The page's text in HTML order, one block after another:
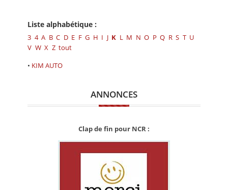
Liste alphabétique :
3 4 A B C D E F G H I J K L M N O P Q R S T U
V W X Z tout
• KIM AUTO
ANNONCES
Clap de fin pour NCR :